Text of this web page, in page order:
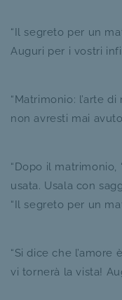
“Il segreto per un
Auguri per i vostri
“Matrimonio: l’arte
non avresti mai
“Dopo il matrimonio,
usata. Usala con
“Il segreto per un
“Si dice che
vi tornerà la vista!